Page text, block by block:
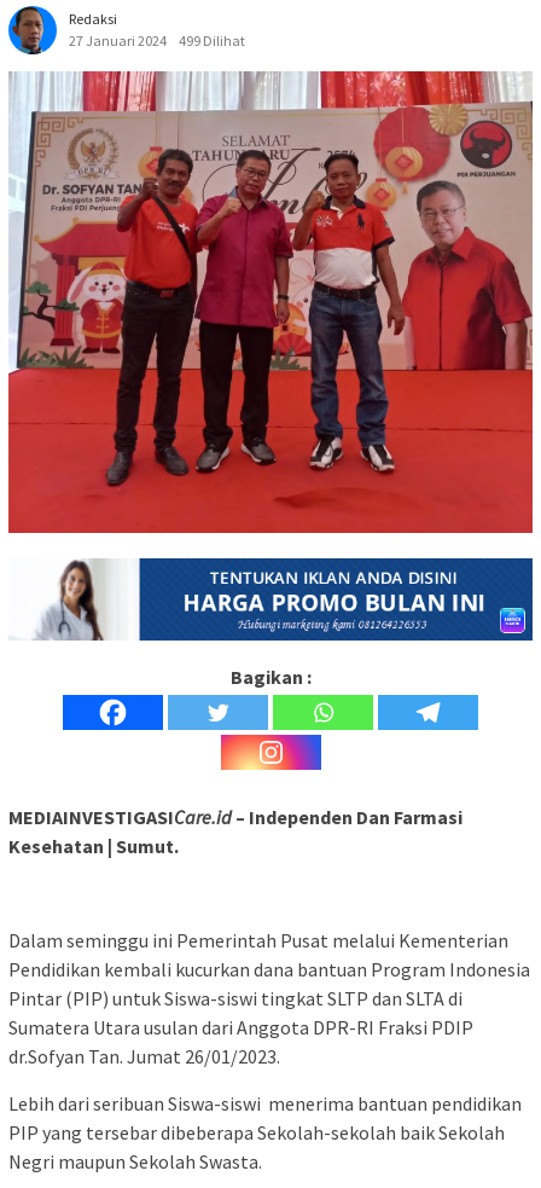
Redaksi
27 Januari 2024
499 Dilihat
Bagikan :
MEDIAINVESTIGASICare.id– Independen Dan Farmasi
Kesehatan | Sumut.
Dalam seminggu ini Pemerintah Pusat melalui Kementerian
Pendidikan kembali kucurkan dana bantuan Program Indonesia
Pintar (PIP) untuk Siswa-siswi tingkat SLTP dan SLTA di
Sumatera Utara usulan dari Anggota DPR-RI Fraksi PDIP
dr.Sofyan Tan. Jumat 26/01/2023.
Lebih dari seribuan Siswa-siswi menerima bantuan pendidikan
PIP yang tersebar dibeberapa Sekolah-sekolah baik Sekolah
Negri maupun Sekolah Swasta.